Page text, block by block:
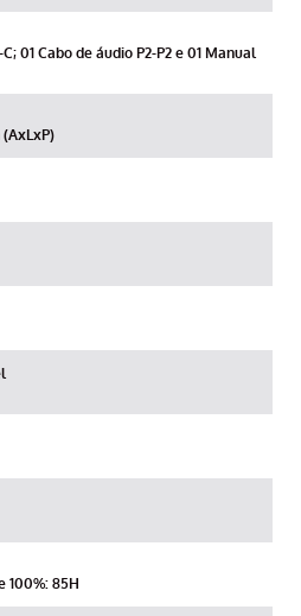
01 Cabo de áudio P2-P2 e 01 Manual
100%: 85H